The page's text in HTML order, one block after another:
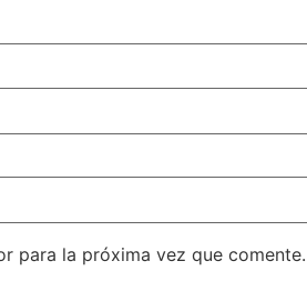
para la próxima vez que comente.